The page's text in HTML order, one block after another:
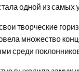
одной из
творческие
множество
среди